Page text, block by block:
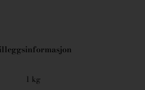
1 kg